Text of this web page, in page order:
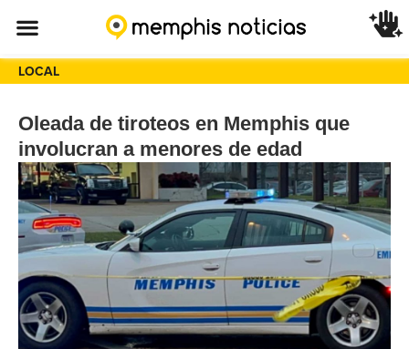
LOCAL
Oleada de tiroteos en Memphis que
involucran a menores de edad